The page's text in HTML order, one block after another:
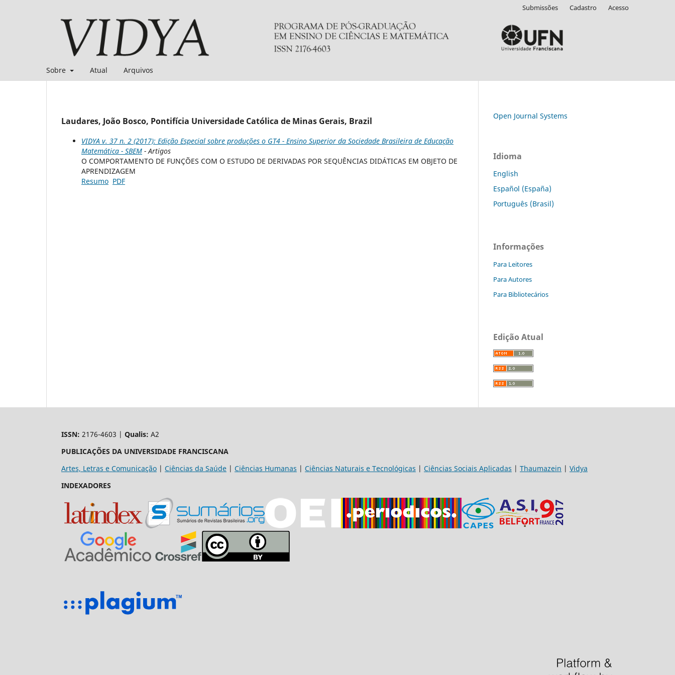
Sobre Atual Arquivos
Submissões Cadastro Acesso
Laudares, João Bosco, Pontifícia Universidade Católica de Minas Gerais, Brazil
VIDYA v. 37 n. 2 (2017): Edição Especial sobre produções o GT4 - Ensino Superior da Sociedade Brasileira de Educação
Matemática - SBEM - Artigos
O COMPORTAMENTO DE FUNÇÕES COM O ESTUDO DE DERIVADAS POR SEQUÊNCIAS DIDÁTICAS EM OBJETO DE
APRENDIZAGEM
Resumo PDF
Open Journal Systems
Idioma
English
Español (España)
Português (Brasil)
Informações
Para Leitores
Para Autores
Para Bibliotecários
Edição Atual
ISSN: 2176-4603 | Qualis: A2
PUBLICAÇÕES DA UNIVERSIDADE FRANCISCANA
Artes, Letras e Comunicação | Ciências da Saúde | Ciências Humanas | Ciências Naturais e Tecnológicas | Ciências Sociais Aplicadas | Thaumazein | Vidya
INDEXADORES